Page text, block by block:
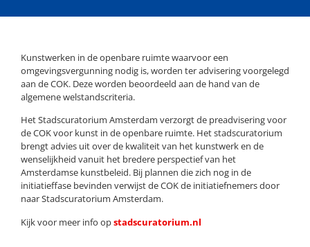
Kunstwerken in de openbare ruimte waarvoor een
omgevingsvergunning nodig is, worden ter advisering voorgelegd
aan de COK. Deze worden beoordeeld aan de hand van de
algemene welstandscriteria.
Het Stadscuratorium Amsterdam verzorgt de preadvisering voor
de COK voor kunst in de openbare ruimte. Het stadscuratorium
brengt advies uit over de kwaliteit van het kunstwerk en de
wenselijkheid vanuit het bredere perspectief van het
Amsterdamse kunstbeleid. Bij plannen die zich nog in de
initiatieffase bevinden verwijst de COK de initiatiefnemers door
naar Stadscuratorium Amsterdam.
Kijk voor meer info opstadscuratorium.nl